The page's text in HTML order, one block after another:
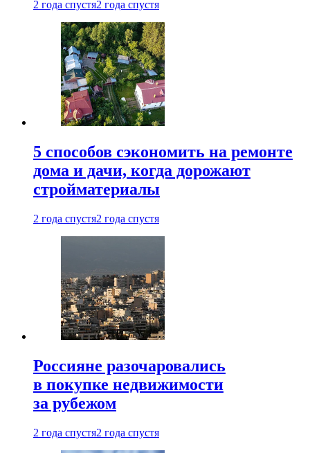
2 года спустя2 года спустя
5 способов сэкономить на ремонте
дома и дачи, когда дорожают
стройматериалы
2 года спустя2 года спустя
Россияне разочаровались
в покупке недвижимости
за рубежом
2 года спустя2 года спустя